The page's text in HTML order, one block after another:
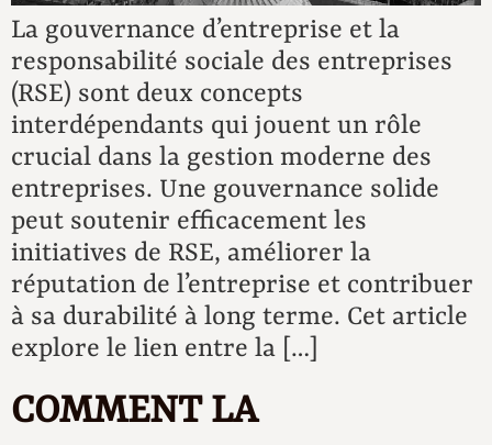
La gouvernance d’entreprise et la
responsabilité sociale des entreprises
(RSE) sont deux concepts
interdépendants qui jouent un rôle
crucial dans la gestion moderne des
entreprises. Une gouvernance solide
peut soutenir efficacement les
initiatives de RSE, améliorer la
réputation de l’entreprise et contribuer
à sa durabilité à long terme. Cet article
explore le lien entre la […]
COMMENT LA